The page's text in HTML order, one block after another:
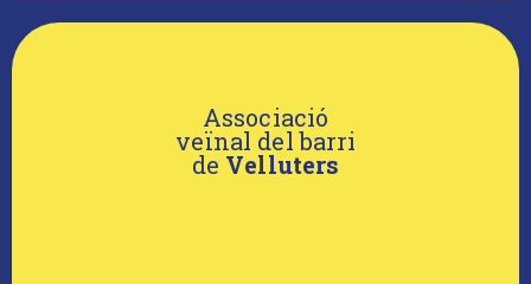
Associació
veïnal del barri
de Velluters